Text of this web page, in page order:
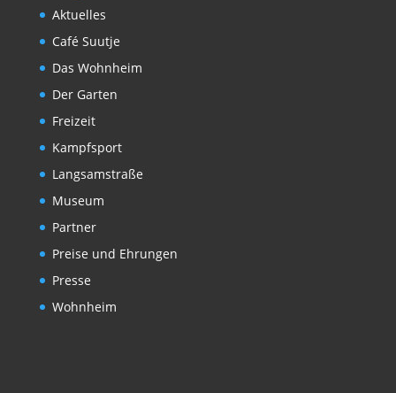
Aktuelles
Café Suutje
Das Wohnheim
Der Garten
Freizeit
Kampfsport
Langsamstraße
Museum
Partner
Preise und Ehrungen
Presse
Wohnheim